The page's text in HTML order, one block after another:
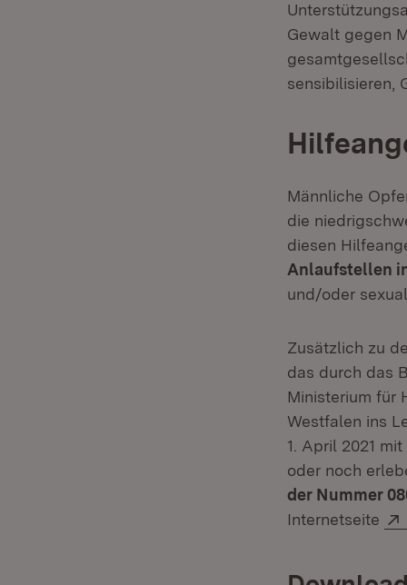
Gewalt gegen
sensibilisieren,
Männliche
die
diesen
Anlaufstellen
und/oder
Zusätzlich zu
das durch das
Ministerium für
Westfalen ins
1. April 2021
oder noch
der Nummer
Internetseite